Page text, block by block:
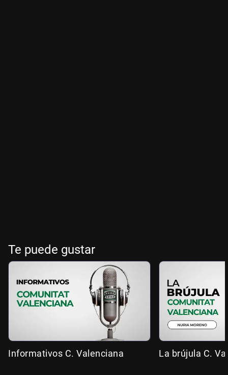
Te puede gustar
Informativos C. Valenciana La brújula C.